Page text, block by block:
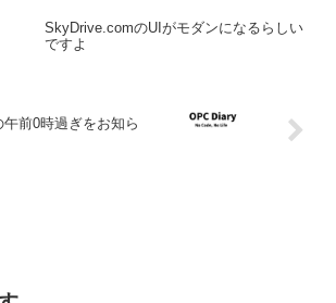
SkyDrive.comのUIがモダンになるらしい
ですよ
前0時過ぎをお知ら